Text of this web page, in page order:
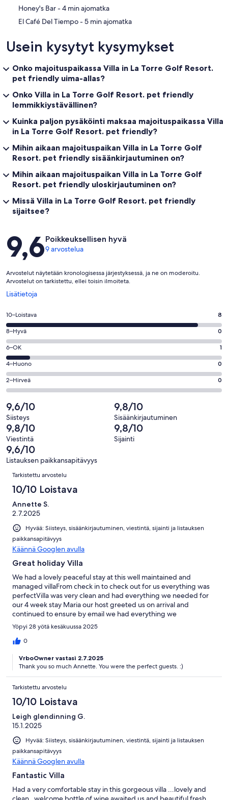
‪Honey's Bar - ‬4 min ajomatka
‪El Café Del Tiempo - ‬5 min ajomatka
Usein kysytyt kysymykset
Onko majoituspaikassa Villa in La Torre Golf Resort.
pet friendly uima-allas?
Onko Villa in La Torre Golf Resort. pet friendly
lemmikkiystävällinen?
Kuinka paljon pysäköinti maksaa majoituspaikassa Villa
in La Torre Golf Resort. pet friendly?
Mihin aikaan majoituspaikan Villa in La Torre Golf
Resort. pet friendly sisäänkirjautuminen on?
Mihin aikaan majoituspaikan Villa in La Torre Golf
Resort. pet friendly uloskirjautuminen on?
Missä Villa in La Torre Golf Resort. pet friendly
sijaitsee?
Arvostelut
9,6Poikkeuksellisen hyvä
9 arvostelua
Arvostelut näytetään kronologisessa järjestyksessä, ja ne on moderoitu.
Arvostelut on tarkistettu, ellei toisin ilmoiteta.
Lisätietoja
Avautuu
ikkunaan
Arvosana
10
-
Loistava.
8
kautta
9
arvostelua
10–Loistava 8
Arvosana
8
-
Hyvä.
0
kautta
arvostelua
8–Hyvä 0
Arvosana
6
-
OK.
1
kautta
9
arvostelua
6–OK 1
Arvosana
4
-
0
kautta
9
arvostelua
4–Huono 0
Arvosana
2
-
Hirveä.
0
kautta
9
arvostelua
2–Hirveä 0
9,6/10
Siisteys
9,8/10
Sisäänkirjautuminen
9,8/10
Viestintä
9,8/10
Sijainti
9,6/10
Listauksen paikkansapitävyys
Arvostelut
Tarkistettu arvostelu
10/10 Loistava
Annette S.
2.7.2025
Hyvää: Siisteys, sisäänkirjautuminen, viestintä, sijainti ja listauksen
paikkansapitävyys
Käännä Googlen avulla
Great holiday Villa
We had a lovely peaceful stay at this well maintained and
managed villaFrom check in to check out for us everything was
perfectVilla was very clean and had everything we needed for
our 4 week stay Maria our host greeted us on arrival and
continued to ensure by email we had everything we
neededMany thanks Maria (Would recommend to friends and
would definitely book again
Yöpyi 28 yötä kesäkuussa 2025
0
VrboOwner vastasi 2.7.2025
Thank you so much Annette. You were the perfect guests. :)
Tarkistettu arvostelu
10/10 Loistava
Leigh glendinning G.
15.1.2025
Hyvää: Siisteys, sisäänkirjautuminen, viestintä, sijainti ja listauksen
paikkansapitävyys
Käännä Googlen avulla
Fantastic Villa
Had a very comfortable stay in this gorgeous villa ...lovely and